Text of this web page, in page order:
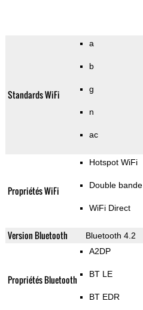
Standards WiFi
a
b
g
n
ac
Propriétés WiFi
Hotspot WiFi
Double bande
WiFi Direct
Version Bluetooth Bluetooth 4.2
Propriétés Bluetooth
A2DP
BT LE
BT EDR